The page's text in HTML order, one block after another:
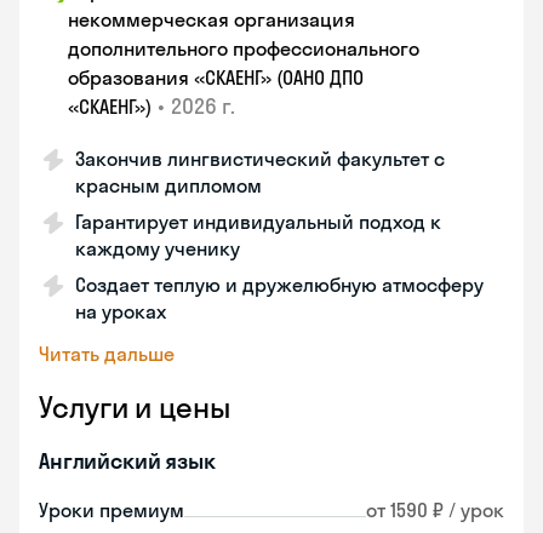
некоммерческая организация
дополнительного профессионального
образования «СКАЕНГ» (ОАНО ДПО
«СКАЕНГ») • 2026 г.
Закончив лингвистический факультет с
красным дипломом
Гарантирует индивидуальный подход к
каждому ученику
Создает теплую и дружелюбную атмосферу
на уроках
Читать дальше
Услуги и цены
Английский язык
Уроки премиум от 1590 ₽ / урок